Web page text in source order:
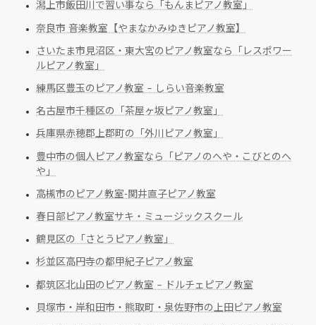
潟上市飯田川で習い事なら「もんまピアノ教室」
奈良市 音楽教室【やまなかみゆきピアノ教室】
さいたま市見沼区・東大宮のピアノ教室なら「レスポワー
ルピアノ教室」
練馬区豊玉のピアノ教室 – しらい音楽教室
名古屋市千種区の「茶屋ヶ坂ピアノ教室」
兵庫県赤穂郡上郡町の「外川ピアノ教室」
豊中市の個人ピアノ教室なら「ピアノのへや・こびとのへ
や」
高槻市のピアノ教室-関井直子ピアノ教室
春日部ピアノ教室サキ・ミュージックスクール
鶴見区の「さとうピアノ教室」
杉並区高円寺の都甲紀子ピアノ教室
都筑区北山田のピアノ教室 – ドルチェピアノ教室
貝塚市・岸和田市・熊取町・泉佐野市の上田ピアノ教室